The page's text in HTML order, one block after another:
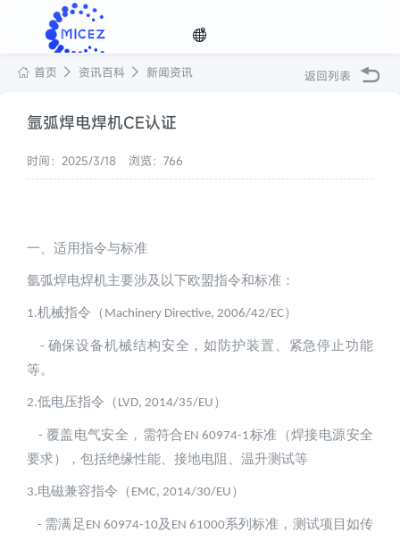
首页 资讯百科 新闻资讯 返回列表
氩弧焊电焊机CE认证
时间：2025/3/18 浏览：766
一、适用指令与标准
氩弧焊电焊机主要涉及以下欧盟指令和标准：
1.机械指令（ Machinery Directive, 2006/42/EC）
- 确保设备机械结构安全，如防护装置、紧急停止功能
等。
2.低电压指令（ LVD, 2014/35/EU ）
- 覆盖电气安全，需符合 EN 60974-1标准（焊接电源安全
要求），包括绝缘性能、接地电阻、温升测试等
3.电磁兼容指令（ EMC, 2014/30/EU ）
- 需满足 EN 60974-10及 EN 61000系列标准，测试项目如传